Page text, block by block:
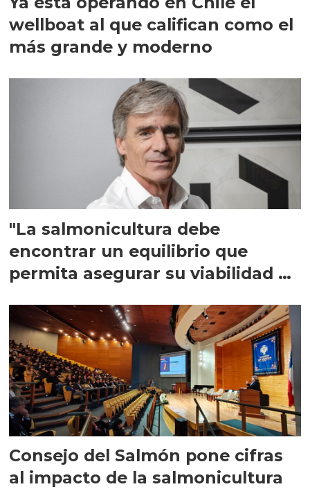
wellboat al que califican como el
más grande y moderno
"La salmonicultura debe
encontrar un equilibrio que
permita asegurar su viabilidad de
Consejo del Salmón pone cifras
al impacto de la salmonicultura